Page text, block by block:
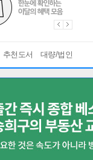
추천도서 대량/법인